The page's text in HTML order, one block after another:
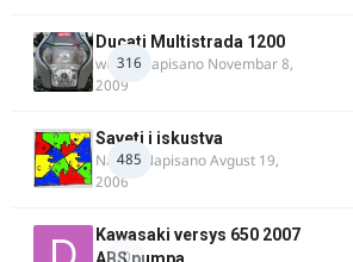
316
Ducati Multistrada 1200
wulfy· Napisano Novembar 8,
2009
485
Saveti i iskustva
Najzli· NapisanoAvgust 19,
2006
0
Kawasaki versys 650 2007